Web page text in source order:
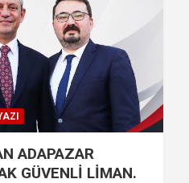
ADAPAZAR
GÜVENLİ LİMAN.